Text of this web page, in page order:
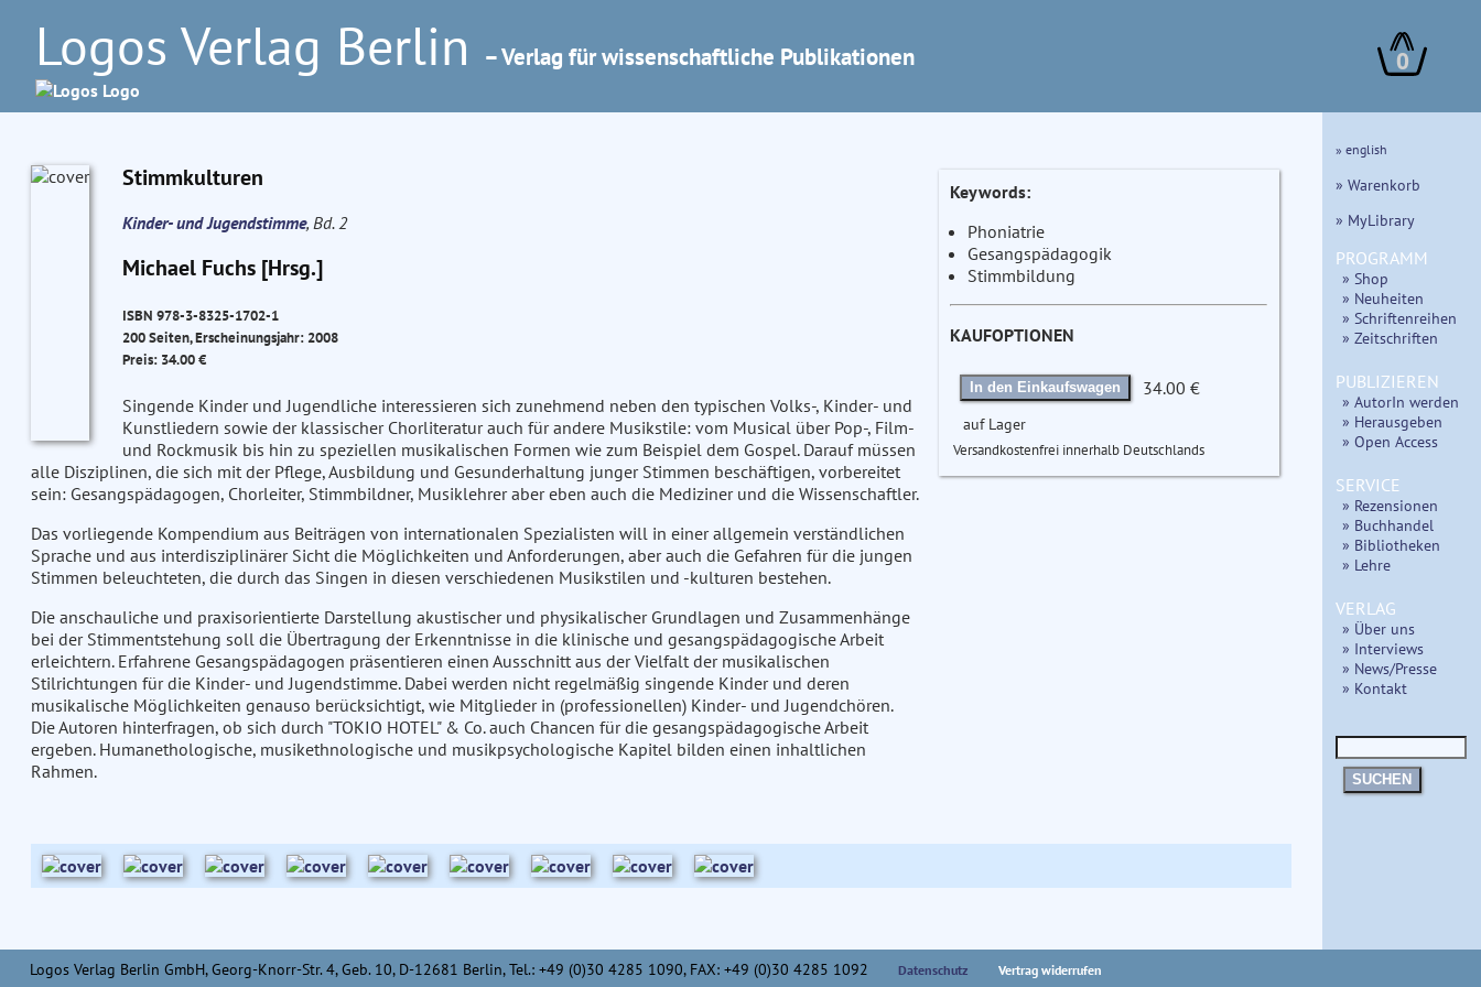
Logos Verlag Berlin – Verlag für wissenschaftliche Publikationen 0
Stimmkulturen
Kinder- und Jugendstimme, Bd. 2
Michael Fuchs [Hrsg.]
ISBN 978-3-8325-1702-1
200 Seiten, Erscheinungsjahr: 2008
Preis: 34.00 €
Singende Kinder und Jugendliche interessieren sich zunehmend neben den typischen Volks-, Kinder- und
Kunstliedern sowie der klassischer Chorliteratur auch für andere Musikstile: vom Musical über Pop-, Film-
und Rockmusik bis hin zu speziellen musikalischen Formen wie zum Beispiel dem Gospel. Darauf müssen
alle Disziplinen, die sich mit der Pflege, Ausbildung und Gesunderhaltung junger Stimmen beschäftigen, vorbereitet
sein: Gesangspädagogen, Chorleiter, Stimmbildner, Musiklehrer aber eben auch die Mediziner und die Wissenschaftler.
Das vorliegende Kompendium aus Beiträgen von internationalen Spezialisten will in einer allgemein verständlichen
Sprache und aus interdisziplinärer Sicht die Möglichkeiten und Anforderungen, aber auch die Gefahren für die jungen
Stimmen beleuchteten, die durch das Singen in diesen verschiedenen Musikstilen und -kulturen bestehen.
Die anschauliche und praxisorientierte Darstellung akustischer und physikalischer Grundlagen und Zusammenhänge
bei der Stimmentstehung soll die Übertragung der Erkenntnisse in die klinische und gesangspädagogische Arbeit
erleichtern. Erfahrene Gesangspädagogen präsentieren einen Ausschnitt aus der Vielfalt der musikalischen
Stilrichtungen für die Kinder- und Jugendstimme. Dabei werden nicht regelmäßig singende Kinder und deren
musikalische Möglichkeiten genauso berücksichtigt, wie Mitglieder in (professionellen) Kinder- und Jugendchören.
Die Autoren hinterfragen, ob sich durch "TOKIO HOTEL" & Co. auch Chancen für die gesangspädagogische Arbeit
ergeben. Humanethologische, musikethnologische und musikpsychologische Kapitel bilden einen inhaltlichen
Rahmen.
Keywords:
Phoniatrie
Gesangspädagogik
Stimmbildung
KAUFOPTIONEN
In den Einkaufswagen 34.00 €
auf Lager
Versandkostenfrei innerhalb Deutschlands
» english
» Warenkorb
» MyLibrary
PROGRAMM
» Shop
» Neuheiten
» Schriftenreihen
» Zeitschriften
PUBLIZIEREN
» AutorIn werden
» Herausgeben
» Open Access
SERVICE
» Rezensionen
» Buchhandel
» Bibliotheken
» Lehre
VERLAG
» Über uns
» Interviews
» News/Presse
» Kontakt
SUCHEN
Logos Verlag Berlin GmbH, Georg-Knorr-Str. 4, Geb. 10, D-12681 Berlin, Tel.: +49 (0)30 4285 1090, FAX: +49 (0)30 4285 1092 Datenschutz Vertrag widerrufen